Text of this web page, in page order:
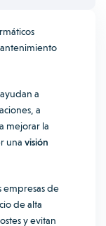
a
a
, a mejorar la
una visión
empresas de
de alta
y evitan